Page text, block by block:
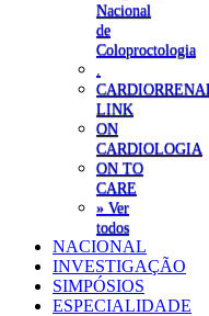
Nacional
de
Coloproctologia
LINK
ON
CARDIOLOGIA
ON TO
CARE
» Ver
todos
NACIONAL
INVESTIGAÇÃO
SIMPÓSIOS
ESPECIALIDADE